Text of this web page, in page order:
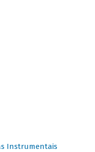
Instrumentais